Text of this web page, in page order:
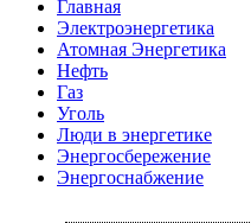
Главная
Электроэнергетика
Атомная Энергетика
Нефть
Газ
Уголь
Люди в энергетике
Энергосбережение
Энергоснабжение